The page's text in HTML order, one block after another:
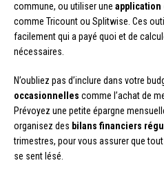
commune, ou utiliser une application
comme Tricount ou Splitwise. Ces
facilement qui a payé quoi et de
nécessaires.
N’oubliez pas d’inclure dans votre
occasionnelles comme l’achat de
Prévoyez une petite épargne
organisez des bilans financiers
trimestres, pour vous assurer que
se sent lésé.